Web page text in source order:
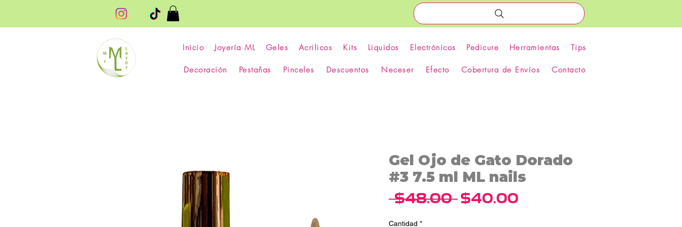
Inicio Joyería ML Geles Acrilicos Kits Liquidos Electrónicos Pedicure Herramientas Tips
Decoración Pestañas Pinceles Descuentos Neceser Efecto Cobertura de Envíos Contacto
Gel Ojo de Gato Dorado
#3 7.5 ml ML nails
$48.00 Precio
$40.00
Cantidad *